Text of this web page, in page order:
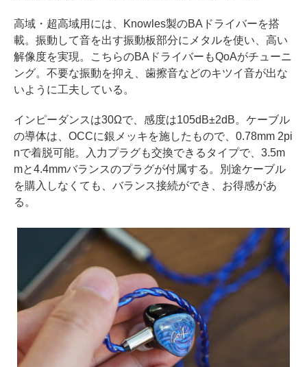
高域・超高域用には、Knowles製のBAドライバーを搭
載。振動して音を出す振動板部分にメタルを使い、高い
解像度を実現。こちらのBAドライバーもQoAがチューニ
ング。不要な振動を抑え、歯擦音などのキツイ音が出な
いように工夫している。
インピーダンスは30Ωで、感度は105dB±2dB。ケーブル
の導体は、OCCに銀メッキを施したもので、0.78mm 2pi
nで着脱可能。入力プラグも交換できるタイプで、3.5m
mと4.4mmバランスのプラグが付属する。別途ケーブル
を購入しなくても、バランス接続ができ、お得感があ
る。